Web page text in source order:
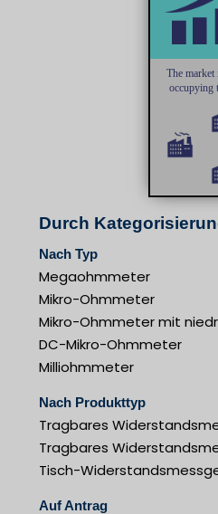
Durch
Nach Typ
Megaohmmeter
Mikro-Ohmmeter
Mikro-Ohmmeter mit
DC-Mikro-Ohmmeter
Milliohmmeter
Nach Produkttyp
Tragbares
Tragbares
Tisch-
Auf Antrag